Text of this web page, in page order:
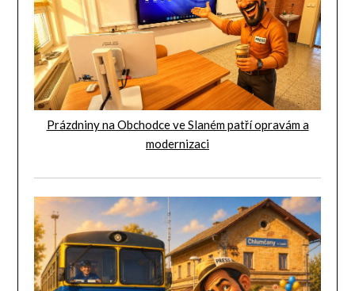
Prázdniny na Obchodce ve Slaném patří opravám a
modernizaci